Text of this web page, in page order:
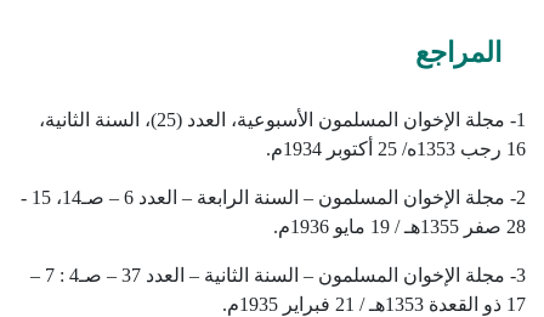
المراجع
1- مجلة الإخوان المسلمون
الأسبوعية، العدد (25)، السنة الثانية،
16 رجب 1353ه/ 25
أكتوبر 1934م .
2- مجلة الإخوان المسلمون
– السنة الرابعة – العدد 6 – صـ14، 15 -
28 صفر 1355هـ / 19
مايو 1936م .
3- مجلة الإخوان المسلمون
– السنة الثانية – العدد 37 – صـ4 : 7 –
17 ذو القعدة 1353هـ / 21
فبراير 1935م .